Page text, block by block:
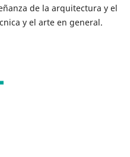
de la arquitectura y el
y el arte en general.